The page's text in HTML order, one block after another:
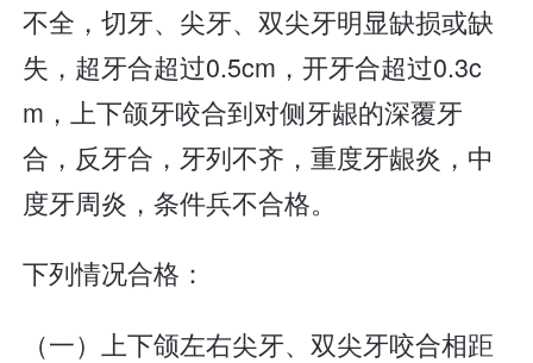
不全，切牙、尖牙、双尖牙明显缺损或缺
失，超牙合超过0.5cm，开牙合超过0.3c
m，上下颌牙咬合到对侧牙龈的深覆牙
合，反牙合，牙列不齐，重度牙龈炎，中
度牙周炎，条件兵不合格。
下列情况合格：
（一）上下颌左右尖牙、双尖牙咬合相距